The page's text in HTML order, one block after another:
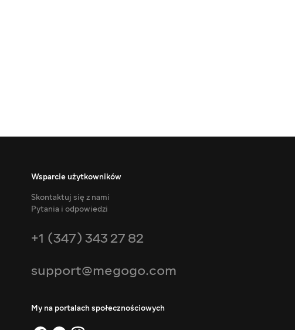
Wsparcie użytkowników
Skontaktuj się z nami
Pytania i odpowiedzi
+1 (347) 343 27 82
support@megogo.com
My na portalach społecznościowych